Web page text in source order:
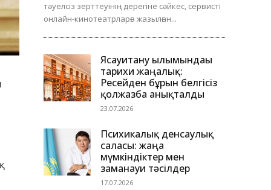
тәуелсіз зерттеуінің дерегіне сәйкес, сервисті
онлайн-кинотеатрларға жазылған...
Ясауитану ғылымындағы
тарихи жаңалық:
Ресейден бұрын белгісіз
қолжазба анықталды
23.07.2026
Психикалық денсаулық
саласы: жаңа
мүмкіндіктер мен
заманауи тәсілдер
17.07.2026